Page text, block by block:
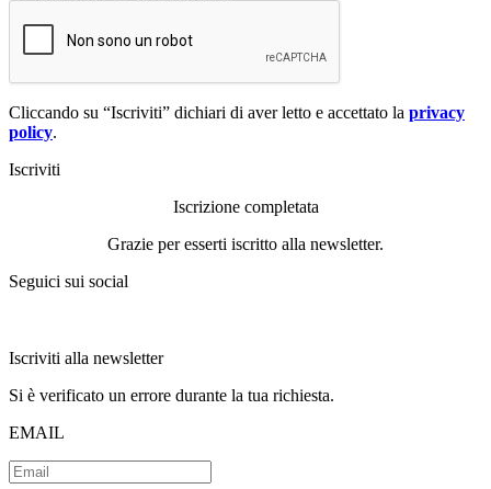
Cliccando su “Iscriviti” dichiari di aver letto e accettato la privacy
policy.
Iscriviti
Iscrizione completata
Grazie per esserti iscritto alla newsletter.
Seguici sui social
Iscriviti alla newsletter
Si è verificato un errore durante la tua richiesta.
EMAIL